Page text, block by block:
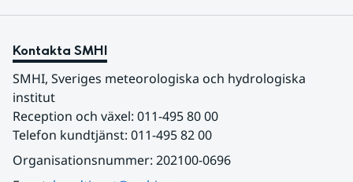
Kontakta SMHI
SMHI, Sveriges meteorologiska och hydrologiska
institut
Reception och växel: 011-495 80 00
Telefon kundtjänst: 011-495 82 00
Organisationsnummer: 202100-0696